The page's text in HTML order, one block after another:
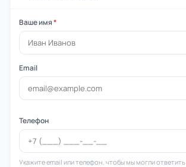
Ваше имя*
Email
Телефон
Укажите email или телефон, чтобы мы могли ответить